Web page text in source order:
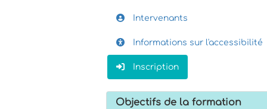
Intervenants
Informations sur l'accessibilité
Inscription
Objectifs de la formation